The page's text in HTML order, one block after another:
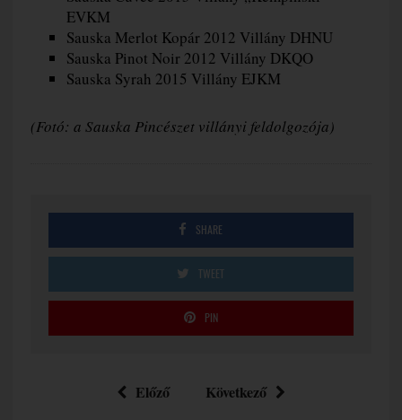
EVKM
Sauska Merlot Kopár 2012 Villány DHNU
Sauska Pinot Noir 2012 Villány DKQO
Sauska Syrah 2015 Villány EJKM
(Fotó: a Sauska Pincészet villányi feldolgozója)
SHARE
TWEET
PIN
Előző Következő